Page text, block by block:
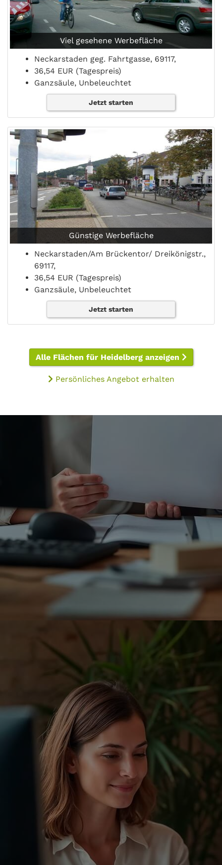
Viel gesehene Werbefläche
Neckarstaden geg. Fahrtgasse, 69117,
36,54 EUR (Tagespreis)
Ganzsäule, Unbeleuchtet
Jetzt starten
Günstige Werbefläche
Neckarstaden/Am Brückentor/ Dreikönigstr.,
69117,
36,54 EUR (Tagespreis)
Ganzsäule, Unbeleuchtet
Jetzt starten
Alle Flächen für Heidelberg anzeigen
Persönliches Angebot erhalten